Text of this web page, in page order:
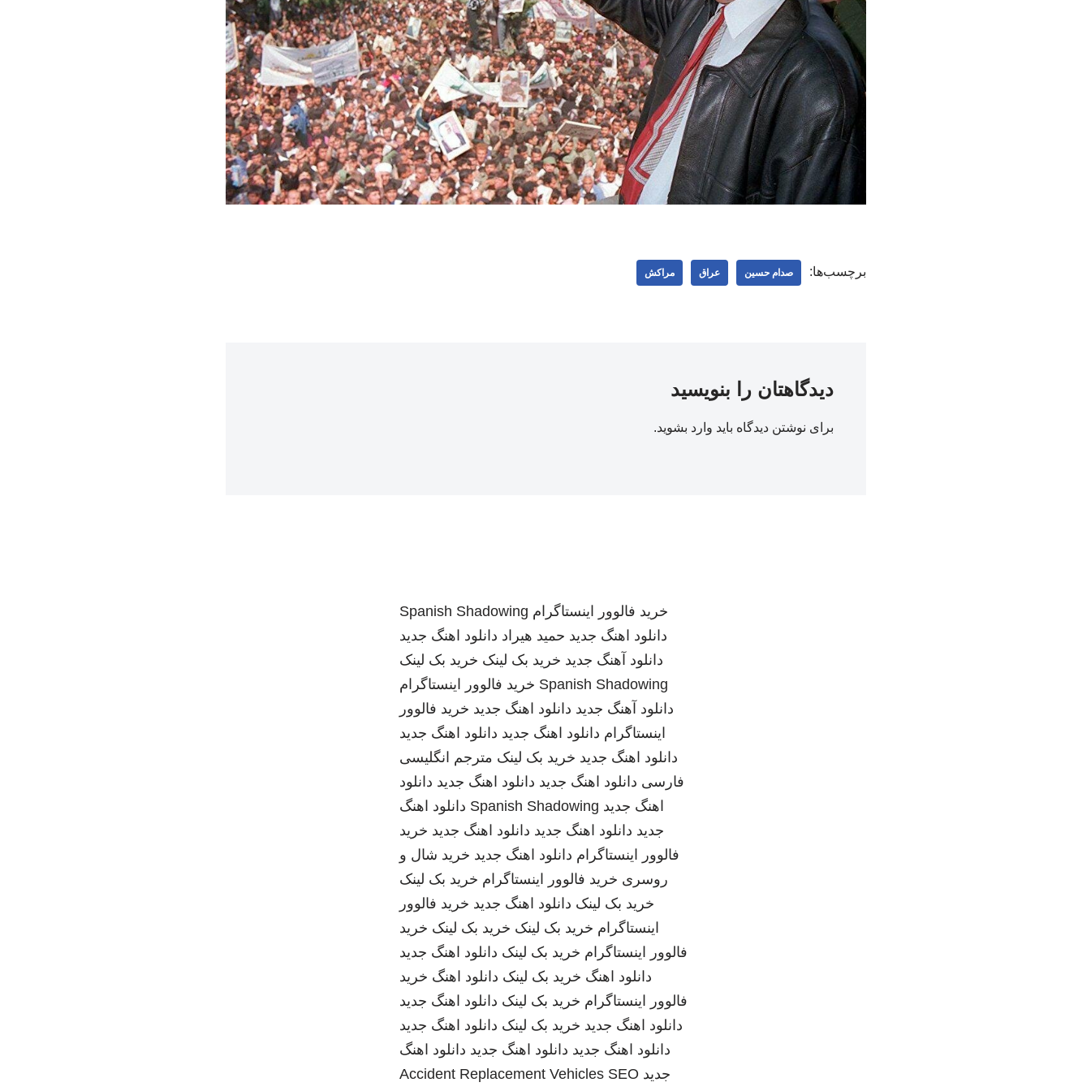
برچسب‌ها: صدام حسین عراق مراکش
دیدگاهتان را بنویسید
برای نوشتن دیدگاه باید وارد بشوید.
خرید فالوور اینستاگرام Spanish Shadowing
دانلود اهنگ جدید حمید هیراد دانلود اهنگ جدید
دانلود آهنگ جدید خرید بک لینک خرید بک لینک
Spanish Shadowing خرید فالوور اینستاگرام
دانلود آهنگ جدید دانلود اهنگ جدید خرید فالوور
اینستاگرام دانلود اهنگ جدید دانلود اهنگ جدید
دانلود اهنگ جدید خرید بک لینک مترجم انگلیسی
فارسی دانلود اهنگ جدید دانلود اهنگ جدید دانلود
اهنگ جدید Spanish Shadowing دانلود اهنگ
جدید دانلود اهنگ جدید دانلود اهنگ جدید خرید
فالوور اینستاگرام دانلود اهنگ جدید خرید شال و
روسری خرید فالوور اینستاگرام خرید بک لینک
خرید بک لینک دانلود اهنگ جدید خرید فالوور
اینستاگرام خرید بک لینک خرید بک لینک خرید
فالوور اینستاگرام خرید بک لینک دانلود اهنگ جدید
دانلود اهنگ خرید بک لینک دانلود اهنگ خرید
فالوور اینستاگرام خرید بک لینک دانلود اهنگ جدید
دانلود اهنگ جدید خرید بک لینک دانلود اهنگ جدید
دانلود اهنگ جدید دانلود اهنگ جدید دانلود اهنگ
جدید
Accident Replacement Vehicles SEO